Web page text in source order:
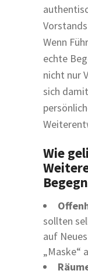
Wenn
echte
nicht nur
sich
Wie
sollten
auf
„Maske“